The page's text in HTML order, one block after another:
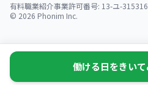
有料職業紹介事業許可番号: 13-ユ-315316
© 2026 Phonim Inc.
働ける日をきいて